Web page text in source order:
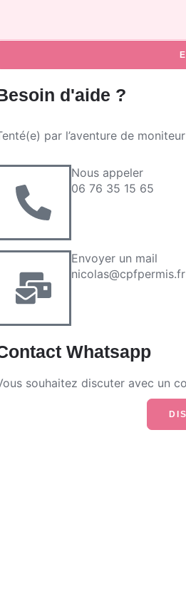
d'aide ?
par l’aventure de
Nous appeler
06 76 35 15 65
Envoyer un mail
nicolas@cpfpermis.fr
Whatsapp
souhaitez discuter avec un